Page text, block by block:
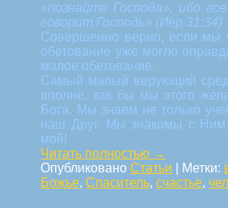
«познайте Господа», ибо
говорит Господь» (Иер.31:34)
Совершенно верно, если мы
обетование уже могло
малое обетование.
Самый малый верующий
вполне, как бы мы этого
Бога. Мы знаем не только
наш Друг. Мы знакомы с Ним
мой!
Читать полностью →
ОпубликованоСтатьи Метки:
Божье,Спаситель,счастье,